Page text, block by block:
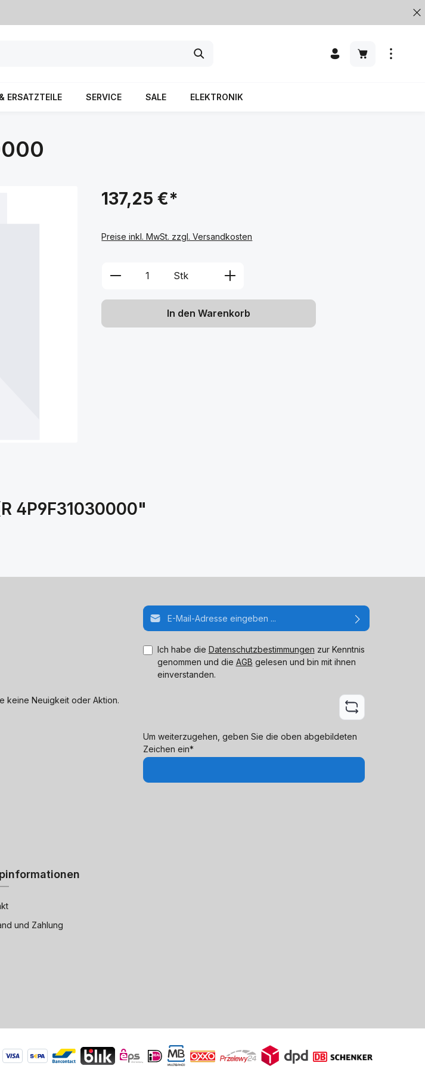
ERSATZTEILE SERVICE SALE ELEKTRONIK
137,25 €*
Preise inkl. MwSt. zzgl. Versandkosten
Produkt Anzahl: Gib den gewünschten Wert
Stk
In den Warenkorb
4P9F31030000"
keine Neuigkeit oder Aktion.
E-Mail-Adresse*
Ich habe die Datenschutzbestimmungen zur Kenntnis
genommen und die AGB gelesen und bin mit ihnen
einverstanden.
Um weiterzugehen, geben Sie die oben abgebildeten
Zeichen ein*
und Zahlung